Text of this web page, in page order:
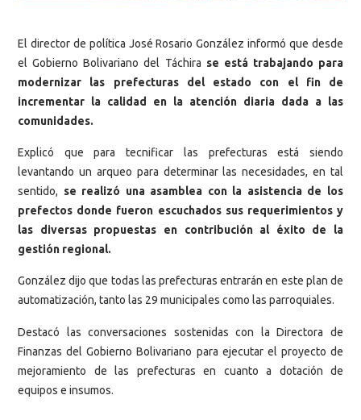
El director de política José Rosario González informó que desde
el Gobierno Bolivariano del Táchira se está trabajando para
modernizar las prefecturas del estado con el fin de
incrementar la calidad en la atención diaria dada a las
comunidades.
Explicó que para tecnificar las prefecturas está siendo
levantando un arqueo para determinar las necesidades, en tal
sentido, se realizó una asamblea con la asistencia de los
prefectos donde fueron escuchados sus requerimientos y
las diversas propuestas en contribución al éxito de la
gestión regional.
González dijo que todas las prefecturas entrarán en este plan de
automatización, tanto las 29 municipales como las parroquiales.
Destacó las conversaciones sostenidas con la Directora de
Finanzas del Gobierno Bolivariano para ejecutar el proyecto de
mejoramiento de las prefecturas en cuanto a dotación de
equipos e insumos.